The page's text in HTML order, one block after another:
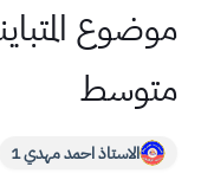
موضوع
متوسط
الاستاذ احمد مهدي 1